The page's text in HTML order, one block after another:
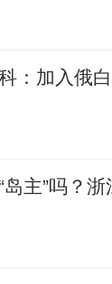
：加入俄
主”吗？